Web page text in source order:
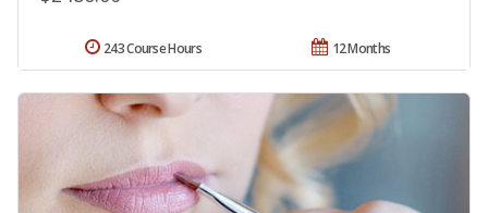
12 Months
243 Course Hours